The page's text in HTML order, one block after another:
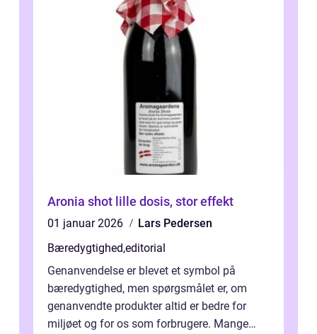
Aronia shot lille dosis, stor effekt
01 januar 2026
Lars Pedersen
Bæredygtighed,editorial
Genanvendelse er blevet et symbol på
bæredygtighed, men spørgsmålet er, om
genanvendte produkter altid er bedre for
miljøet og for os som forbrugere. Mange